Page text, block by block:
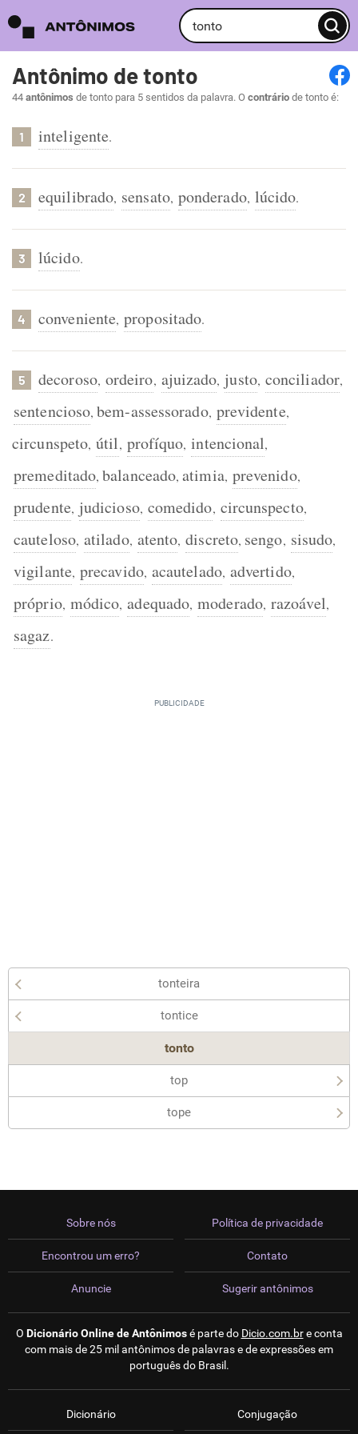
Antônimo de tonto
44 antônimos de tonto para 5 sentidos da palavra. O contrário de tonto é:
1 inteligente.
2 equilibrado, sensato, ponderado, lúcido.
3 lúcido.
4 conveniente, propositado.
5 decoroso, ordeiro, ajuizado, justo, conciliador,
sentencioso,bem-assessorado, previdente,
circunspeto, útil, profíquo, intencional,
premeditado,balanceado,atimia, prevenido,
prudente, judicioso, comedido, circunspecto,
cauteloso, atilado, atento, discreto, sengo, sisudo,
vigilante, precavido, acautelado, advertido,
próprio, módico, adequado, moderado, razoável,
sagaz.
tonteira
tontice
tonto
top
tope
Sobre nós
Encontrou um erro?
Anuncie
Política de privacidade
Contato
Sugerir antônimos
O Dicionário Online de Antônimosé parte do Dicio.com.bre conta
com mais de 25 mil antônimos de palavras e de expressões em
português do Brasil.
Dicionário Conjugação